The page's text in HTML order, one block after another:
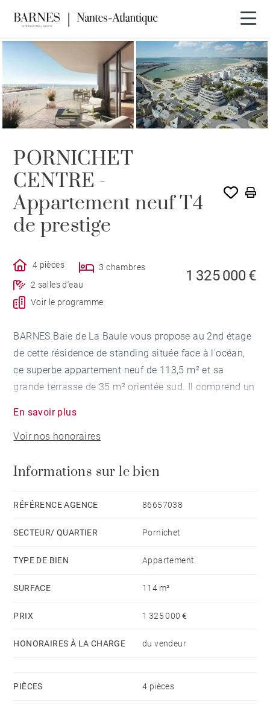
PROGRAMME NEUF
PORNICHET
CENTRE -
Appartement neuf T4
de prestige
4 pièces
3 chambres
2 salles d'eau
Voir le programme
1 325 000 €
BARNES Baie de La Baule vous propose au 2nd étage
de cette résidence de standing située face à l'océan,
ce superbe appartement neuf de 113,5 m² et sa
grande terrasse de 35 m² orientée sud. Il comprend un
d'eau. Un emplacement de parking complète ce bien
d'exception. Installez-vous dès maintenant dans cet
au taux réduit. Honoraires à la charge du vendeur -
exposé sont disponibles sur le site Géorisques :
En savoir plus
Voir nos honoraires
Informations sur le bien
RÉFÉRENCE AGENCE 86657038
SECTEUR/ QUARTIER Pornichet
TYPE DE BIEN Appartement
SURFACE 114 m²
PRIX 1 325 000 €
HONORAIRES À LA CHARGE du vendeur
PIÈCES 4 pièces